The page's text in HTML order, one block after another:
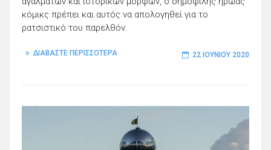
κόμικς πρέπει και αυτός να απολογηθεί για το
ρατσιστικό του παρελθόν.
ΔΙΑΒΑΣΤΕ ΠΕΡΙΣΣΟΤΕΡΑ 22 ΙΟΥΝΊΟΥ 2020